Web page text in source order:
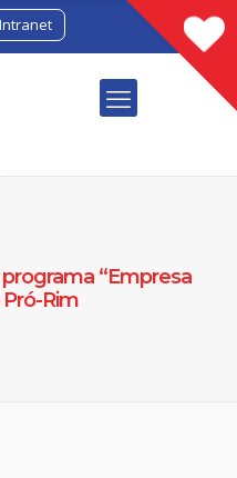
Intranet
“Empresa
Rim